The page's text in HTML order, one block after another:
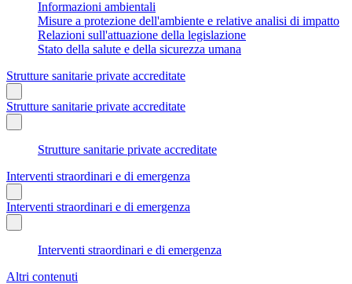
Informazioni ambientali
Misure a protezione dell'ambiente e relative analisi di impatto
Relazioni sull'attuazione della legislazione
Stato della salute e della sicurezza umana
Strutture sanitarie private accreditate
Strutture sanitarie private accreditate
Strutture sanitarie private accreditate
Interventi straordinari e di emergenza
Interventi straordinari e di emergenza
Interventi straordinari e di emergenza
Altri contenuti